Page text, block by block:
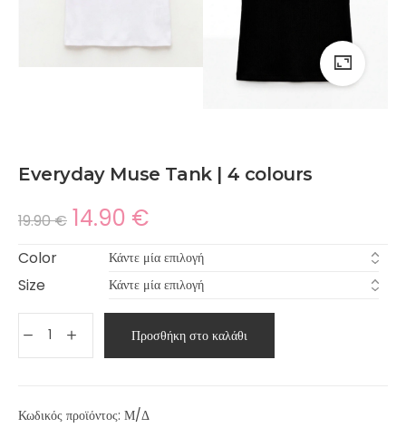
Everyday Muse Tank | 4 colours
19.90€ 14.90 €
Color
Size
Προσθήκη στο καλάθι
Κωδικός προϊόντος: Μ/Δ